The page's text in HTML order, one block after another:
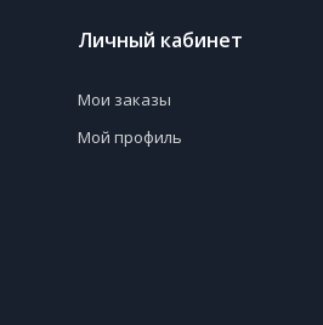
Личный кабинет
Мои заказы
Мой профиль